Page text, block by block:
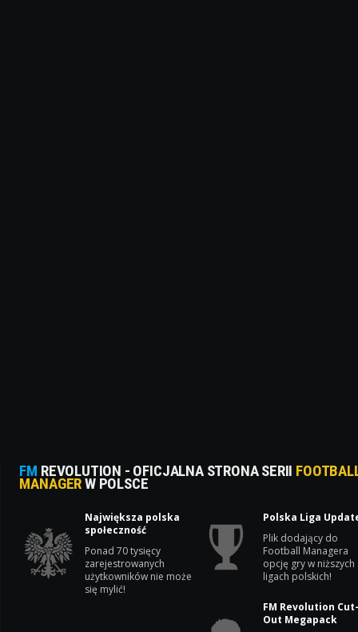
FM REVOLUTION - OFICJALNA STRONA SERII
MANAGERW POLSCE
Największa polska
społeczność
Ponad 70 tysięcy
zarejestrowanych
użytkowników nie może
się mylić!
Polska Liga
Plik dodający do
Football Managera
opcję gry w niższych
ligach polskich!
FM Revolution
Out Megapack